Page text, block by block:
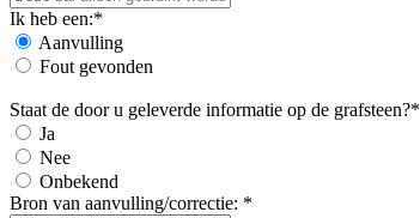
Ik heb een:*
Aanvulling
Fout gevonden
Staat de door u geleverde informatie op de grafsteen?*
Ja
Nee
Onbekend
Bron van aanvulling/correctie: *